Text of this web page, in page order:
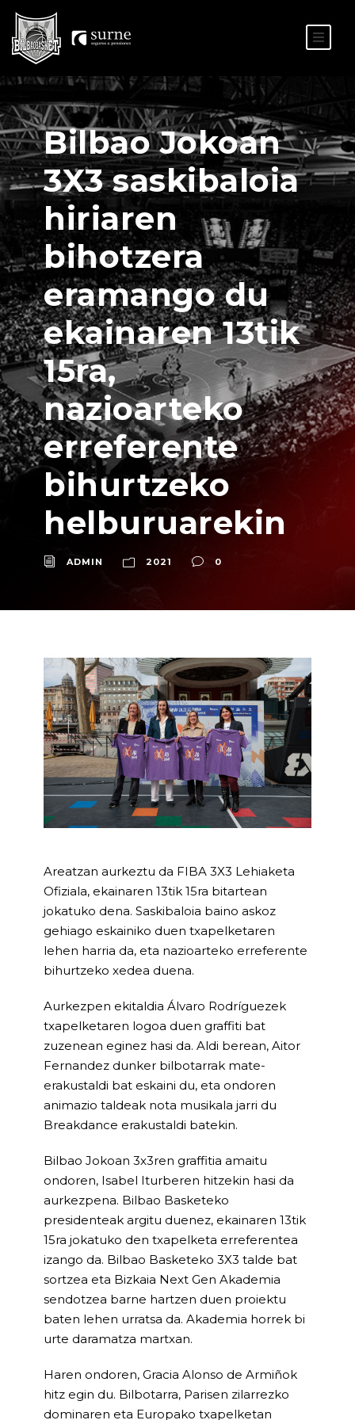
Bilbao Jokoan
3X3 saskibaloia
hiriaren
bihotzera
eramango du
ekainaren 13tik
15ra,
nazioarteko
erreferente
bihurtzeko
helburuarekin
ADMIN 2021 0
Areatzan aurkeztu da FIBA 3X3 Lehiaketa
Ofiziala, ekainaren 13tik 15ra bitartean
jokatuko dena. Saskibaloia baino askoz
gehiago eskainiko duen txapelketaren
lehen harria da, eta nazioarteko erreferente
bihurtzeko xedea duena.
Aurkezpen ekitaldia Álvaro Rodríguezek
txapelketaren logoa duen graffiti bat
zuzenean eginez hasi da. Aldi berean, Aitor
Fernandez dunker bilbotarrak mate-
erakustaldi bat eskaini du, eta ondoren
animazio taldeak nota musikala jarri du
Breakdance erakustaldi batekin.
Bilbao Jokoan 3x3ren graffitia amaitu
ondoren, Isabel Iturberen hitzekin hasi da
aurkezpena. Bilbao Basketeko
presidenteak argitu duenez, ekainaren 13tik
15ra jokatuko den txapelketa erreferentea
izango da. Bilbao Basketeko 3X3 talde bat
sortzea eta Bizkaia Next Gen Akademia
sendotzea barne hartzen duen proiektu
baten lehen urratsa da. Akademia horrek bi
urte daramatza martxan.
Haren ondoren, Gracia Alonso de Armiñok
hitz egin du. Bilbotarra, Parisen zilarrezko
dominaren eta Europako txapelketan